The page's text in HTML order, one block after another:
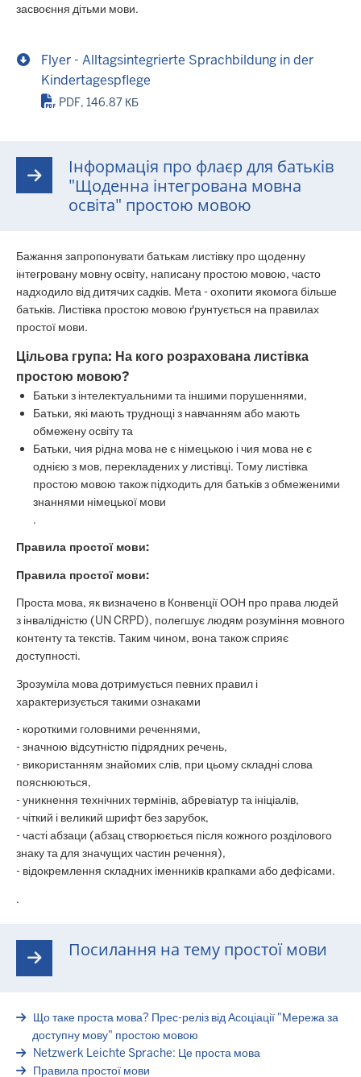
засвоєння дітьми мови.
Flyer - Alltagsintegrierte Sprachbildung in der
Kindertagespflege
PDF, 146.87 КБ
Інформація про флаєр для батьків
"Щоденна інтегрована мовна
освіта" простою мовою
Бажання запропонувати батькам листівку про щоденну
інтегровану мовну освіту, написану простою мовою, часто
надходило від дитячих садків. Мета - охопити якомога більше
батьків. Листівка простою мовою ґрунтується на правилах
простої мови.
Цільова група: На кого розрахована листівка
простою мовою?
Батьки з інтелектуальними та іншими порушеннями,
Батьки, які мають труднощі з навчанням або мають
обмежену освіту та
Батьки, чия рідна мова не є німецькою і чия мова не є
однією з мов, перекладених у листівці. Тому листівка
простою мовою також підходить для батьків з обмеженими
знаннями німецької мови
.
Правила простої мови:
Правила простої мови:
Проста мова, як визначено в Конвенції ООН про права людей
з інвалідністю (UN CRPD), полегшує людям розуміння мовного
контенту та текстів. Таким чином, вона також сприяє
доступності.
Зрозуміла мова дотримується певних правил і
характеризується такими ознаками
- короткими головними реченнями,
- значною відсутністю підрядних речень,
- використанням знайомих слів, при цьому складні слова
пояснюються,
- уникнення технічних термінів, абревіатур та ініціалів,
- чіткий і великий шрифт без зарубок,
- часті абзаци (абзац створюється після кожного розділового
знаку та для значущих частин речення),
- відокремлення складних іменників крапками або дефісами.
.
Посилання на тему простої мови
Що таке проста мова? Прес-реліз від Асоціації "Мережа за
доступну мову" простою мовою
Netzwerk Leichte Sprache: Це проста мова
Правила простої мови